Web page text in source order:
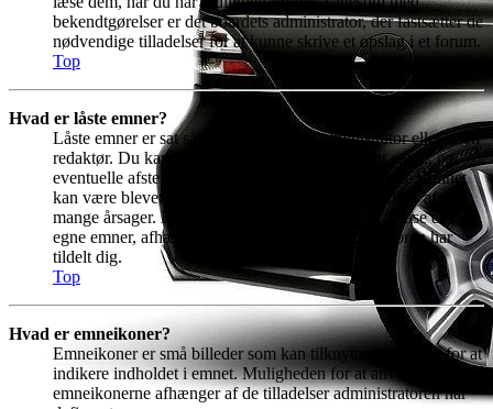
bekendtgørelser er det boardets administrator, der fastsætter de
nødvendige tilladelser for at kunne skrive et opslag i et forum.
Top
Hvad er låste emner?
Låste emner er sat således enten af en administrator eller af en
redaktør. Du kan ikke svare på indlæg i sådan et emne, og
eventuelle afstemninger vil ligeledes være afsluttede. Emnet
kan være blevet låst af en administrator eller redaktør af
mange årsager. Du kan også have mulighed for at låse dine
egne emner, afhængig af de tilladelser administratoren har
tildelt dig.
Top
Hvad er emneikoner?
Emneikoner er små billeder som kan tilknyttes et indlæg for at
indikere indholdet i emnet. Muligheden for at anvende
emneikonerne afhænger af de tilladelser administratoren har